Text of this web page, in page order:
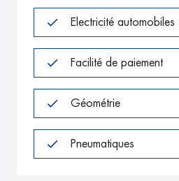
Electricité automobiles
Facilité de paiement
Géométrie
Pneumatiques